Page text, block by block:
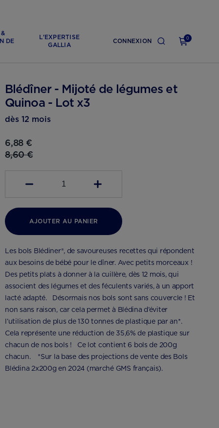
CONNEXION 0
DE
L'EXPERTISE
GALLIA
Blédîner - Mijoté de légumes et
Quinoa - Lot x3
dès 12 mois
6,88 €
8,60 €
1
AJOUTER AU PANIER
Les bols Blédiner®, de savoureuses recettes qui répondent
aux besoins de bébé pour le dîner. Avec petits morceaux !
Des petits plats à donner à la cuillère, dès 12 mois, qui
associent des légumes et des féculents variés, à un apport
lacté adapté. Désormais nos bols sont sans couvercle ! Et
non sans raison, car cela permet à Blédina d’éviter
l’utilisation de plus de 130 tonnes de plastique par an*.
Cela représente une réduction de 35,6% de plastique sur
chacun de nos bols ! Ce lot contient 6 bols de 200g
chacun. *Sur la base des projections de vente des Bols
Blédina 2x200g en 2024 (marché GMS français).